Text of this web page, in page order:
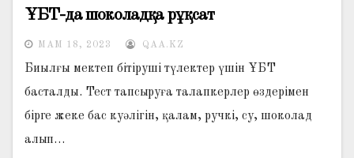
ҰБТ-да шоколадқа рұқсат
МАМ 18, 2023 QAA.KZ
Биылғы мектеп бітіруші түлектер үшін ҰБТ
басталды. Тест тапсыруға талапкерлер өздерімен
бірге жеке бас куәлігін, қалам, ручкі, су, шоколад
алып…